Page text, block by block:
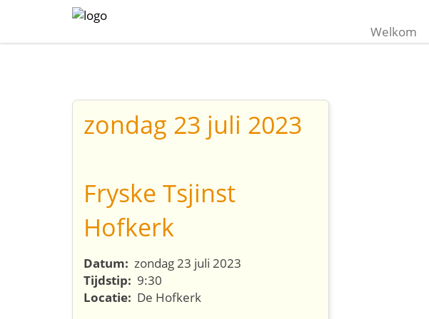
Welkom
zondag 23 juli 2023
Fryske Tsjinst
Hofkerk
Datum: zondag 23 juli 2023
Tijdstip: 9:30
Locatie: De Hofkerk